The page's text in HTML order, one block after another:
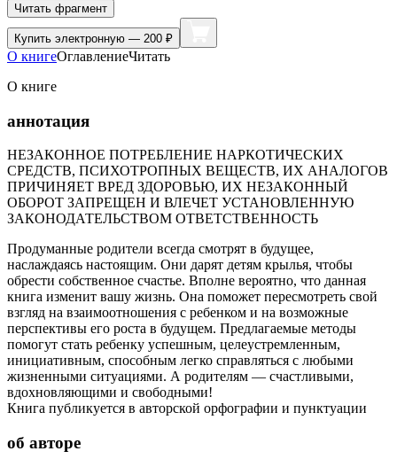
Читать фрагмент
Купить электронную — 200 ₽
О книгеОглавлениеЧитать
О книге
аннотация
НЕЗАКОННОЕ ПОТРЕБЛЕНИЕ НАРКОТИЧЕСКИХ
СРЕДСТВ, ПСИХОТРОПНЫХ ВЕЩЕСТВ, ИХ АНАЛОГОВ
ПРИЧИНЯЕТ ВРЕД ЗДОРОВЬЮ, ИХ НЕЗАКОННЫЙ
ОБОРОТ ЗАПРЕЩЕН И ВЛЕЧЕТ УСТАНОВЛЕННУЮ
ЗАКОНОДАТЕЛЬСТВОМ ОТВЕТСТВЕННОСТЬ
Продуманные родители всегда смотрят в будущее,
наслаждаясь настоящим. Они дарят детям крылья, чтобы
обрести собственное счастье. Вполне вероятно, что данная
книга изменит вашу жизнь. Она поможет пересмотреть свой
взгляд на взаимоотношения с ребенком и на возможные
перспективы его роста в будущем. Предлагаемые методы
помогут стать ребенку успешным, целеустремленным,
инициативным, способным легко справляться с любыми
жизненными ситуациями. А родителям — счастливыми,
вдохновляющими и свободными!
Книга публикуется в авторской орфографии и пунктуации
об авторе